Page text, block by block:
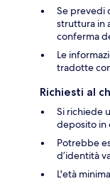
Se prevedi
struttura in
conferma
Le
tradotte
Richiesti al
Si richiede
deposito in
Potrebbe
d’identità
L'età